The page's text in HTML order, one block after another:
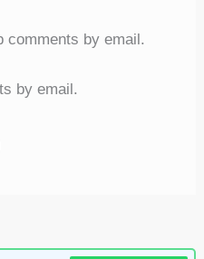
comments by email.
by email.